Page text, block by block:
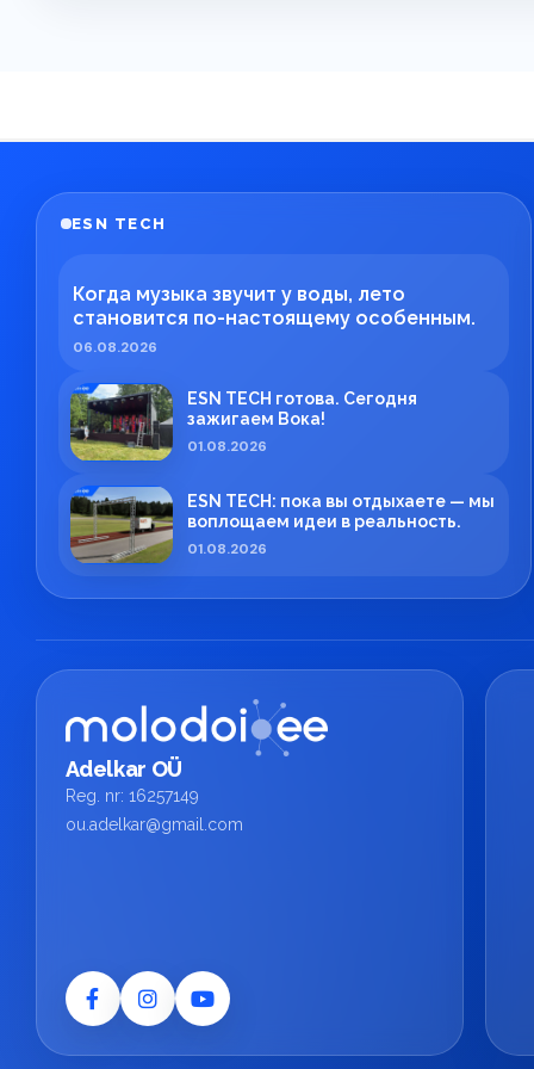
ESN TECH
Когда музыка звучит у воды, лето
становится по-настоящему особенным.
06.08.2026
ESN TECH готова. Сегодня
зажигаем Вока!
01.08.2026
ESN TECH: пока вы отдыхаете — мы
воплощаем идеи в реальность.
01.08.2026
Adelkar OÜ
Reg. nr: 16257149
ou.adelkar@gmail.com